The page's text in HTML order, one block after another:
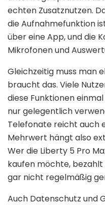
echten Zusatznutzen.
die Aufnahmefunktion
über eine App, und die
Mikrofonen und
Gleichzeitig muss man
braucht das. Viele
diese Funktionen
nur gelegentlich
Telefonate reicht auch
Mehrwert hängt also
Wer die Liberty 5 Pro
kaufen möchte,
gar nicht regelmäßig
Auch Datenschutz und